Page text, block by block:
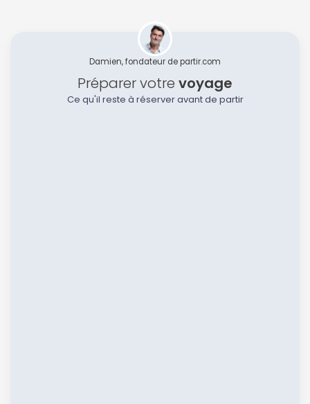
Damien, fondateur de partir.com
Préparer votre voyage
Ce qu'il reste à réserver avant de partir